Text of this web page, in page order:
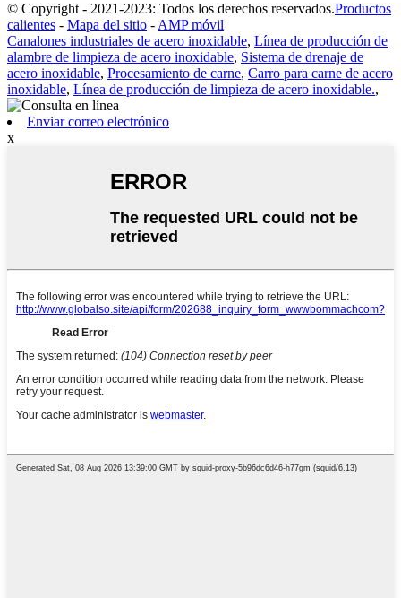
© Copyright - 2021-2023: Todos los derechos reservados.Productos
calientes - Mapa del sitio -AMP móvil
Canalones industriales de acero inoxidable, Línea de producción de
alambre de limpieza de acero inoxidable, Sistema de drenaje de
acero inoxidable, Procesamiento de carne, Carro para carne de acero
inoxidable, Línea de producción de limpieza de acero inoxidable.,
Enviar correo electrónico
x